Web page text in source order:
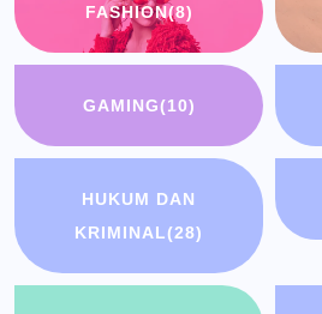
FASHION(8)
GAMING(10)
HUKUM DAN
KRIMINAL(28)